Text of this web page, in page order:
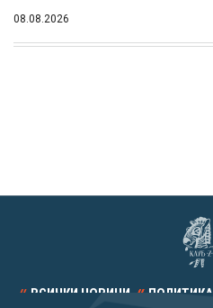
08.08.2026
ВСИЧКИ НОВИНИ ПОЛИТИКА